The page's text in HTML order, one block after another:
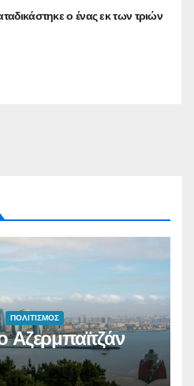
ο ένας εκ των τριών
ΠΟΛΙΤΙΣΜΟΣ
Αζερμπαϊτζάν